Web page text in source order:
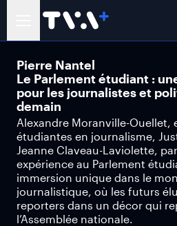
Pierre Nantel
Le Parlement étudiant :
pour les journalistes et
demain
Alexandre Moranville-Ouellet,
étudiantes en journalisme,
Jeanne Claveau-Laviolette,
expérience au Parlement
immersion unique dans le
journalistique, où les futurs
reporters dans un décor qui
l’Assemblée nationale.